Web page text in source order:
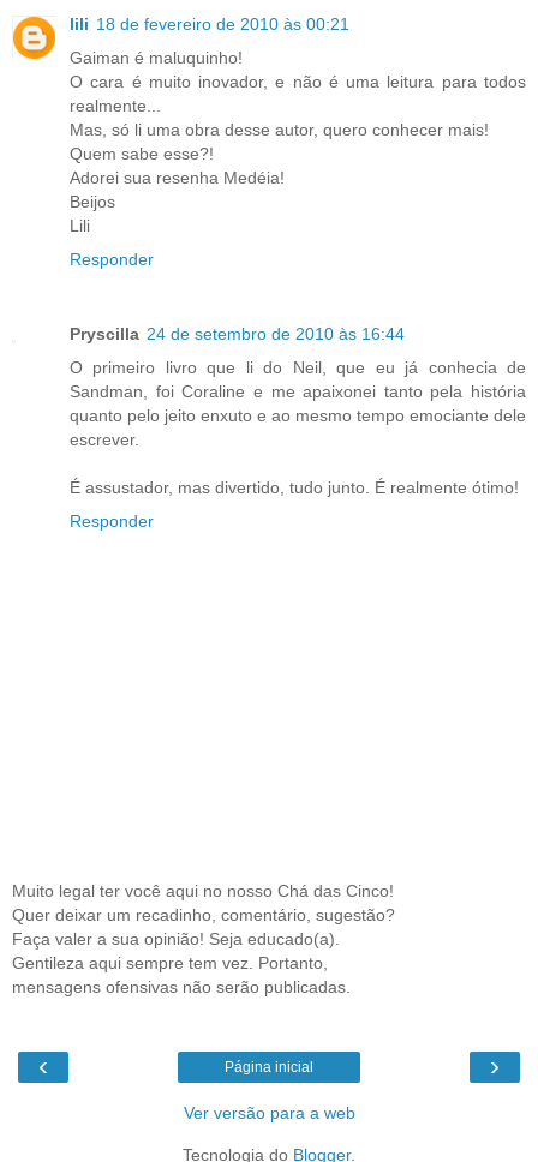
lili 18 de fevereiro de 2010 às 00:21
Gaiman é maluquinho!
O cara é muito inovador, e não é uma leitura para todos
realmente...
Mas, só li uma obra desse autor, quero conhecer mais!
Quem sabe esse?!
Adorei sua resenha Medéia!
Beijos
Lili
Responder
Pryscilla 24 de setembro de 2010 às 16:44
O primeiro livro que li do Neil, que eu já conhecia de
Sandman, foi Coraline e me apaixonei tanto pela história
quanto pelo jeito enxuto e ao mesmo tempo emociante dele
escrever.
É assustador, mas divertido, tudo junto. É realmente ótimo!
Responder
Muito legal ter você aqui no nosso Chá das Cinco!
Quer deixar um recadinho, comentário, sugestão?
Faça valer a sua opinião! Seja educado(a).
Gentileza aqui sempre tem vez. Portanto,
mensagens ofensivas não serão publicadas.
‹ ›
Página inicial
Ver versão para a web
Tecnologia do Blogger.